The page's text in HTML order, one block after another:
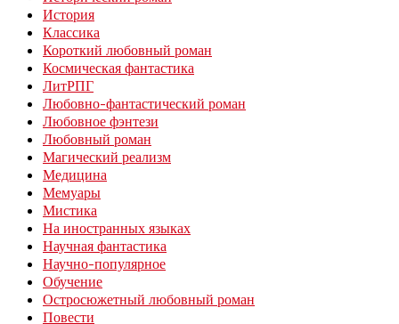
История
Классика
Короткий любовный роман
Космическая фантастика
ЛитРПГ
Любовно-фантастический роман
Любовное фэнтези
Любовный роман
Магический реализм
Медицина
Мемуары
Мистика
На иностранных языках
Научная фантастика
Научно-популярное
Обучение
Остросюжетный любовный роман
Повести